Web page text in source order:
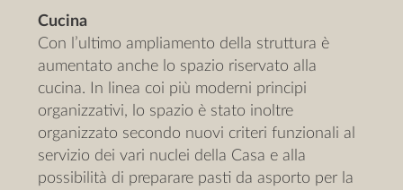
Cucina
Con l’ultimo ampliamento della struttura è
aumentato anche lo spazio riservato alla
cucina. In linea coi più moderni principi
organizzativi, lo spazio è stato inoltre
organizzato secondo nuovi criteri funzionali al
servizio dei vari nuclei della Casa e alla
possibilità di preparare pasti da asporto per la